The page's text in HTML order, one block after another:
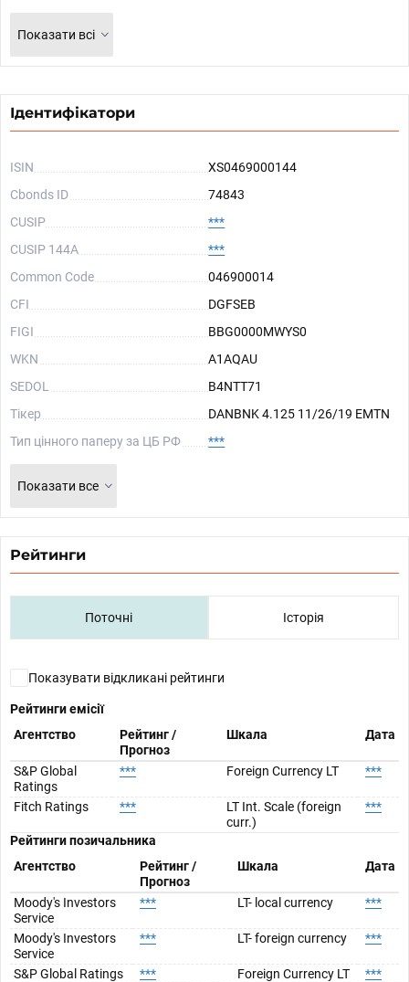
Показати всі
Ідентифікатори
ISIN
XS0469000144
Cbonds ID
74843
CUSIP
***
CUSIP 144A
***
Common Code
046900014
CFI
DGFSEB
FIGI
BBG0000MWYS0
WKN
A1AQAU
SEDOL
B4NTT71
Тікер
DANBNK 4.125 11/26/19 EMTN
Тип цінного паперу за ЦБ РФ
***
Показати все
Рейтинги
Поточні Історія
Показувати відкликані рейтинги
Рейтинги емісії
Агентство
Рейтинг /
Прогноз
Шкала Дата
S&P Global
Ratings
*** Foreign Currency LT ***
Fitch Ratings ***
LT Int. Scale (foreign
curr.)
***
Рейтинги позичальника
Агентство
Рейтинг /
Прогноз
Шкала Дата
Moody's Investors
Service
*** LT- local currency ***
Moody's Investors
Service
*** LT- foreign currency ***
S&P Global Ratings *** Foreign Currency LT
***